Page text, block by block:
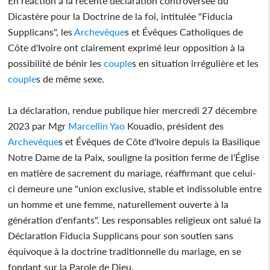
Dicastère pour la Doctrine de la foi, intitulée "Fiducia
Supplicans", lesArchevêques et Évêques Catholiques de
Côte d'Ivoire ont clairement exprimé leur opposition à la
possibilité de bénir lescouples en situation irrégulière et les
couples de même sexe.
La déclaration, rendue publique hier mercredi 27 décembre
2023 par Mgr Marcellin Yao Kouadio, président des
Archevêques et Évêques de Côte d'Ivoire depuis la Basilique
Notre Dame de la Paix, souligne la position ferme de l'Église
en matière de sacrement du mariage, réaffirmant que celui-
ci demeure une "union exclusive, stable et indissoluble entre
un homme et une femme, naturellement ouverte à la
génération d'enfants". Les responsables religieux ont salué la
Déclaration Fiducia Supplicans pour son soutien sans
équivoque à la doctrine traditionnelle du mariage, en se
fondant sur la Parole de Dieu.